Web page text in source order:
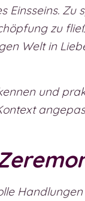
Zu
zu
Welt in
und